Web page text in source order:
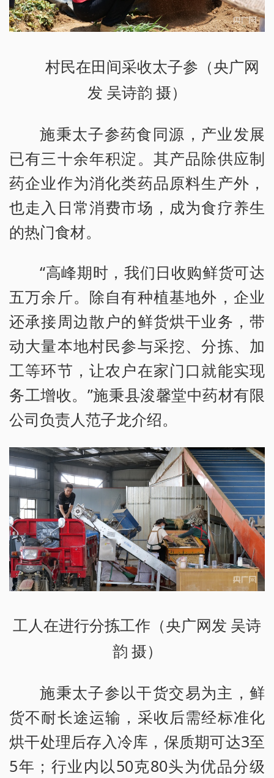
村民在田间采收太子参（央广网
发 吴诗韵 摄）
施秉太子参药食同源，产业发展
已有三十余年积淀。其产品除供应制
药企业作为消化类药品原料生产外，
也走入日常消费市场，成为食疗养生
的热门食材。
“高峰期时，我们日收购鲜货可达
五万余斤。除自有种植基地外，企业
还承接周边散户的鲜货烘干业务，带
动大量本地村民参与采挖、分拣、加
工等环节，让农户在家门口就能实现
务工增收。”施秉县浚馨堂中药材有限
公司负责人范子龙介绍。
工人在进行分拣工作（央广网发 吴诗
韵 摄）
施秉太子参以干货交易为主，鲜
货不耐长途运输，采收后需经标准化
烘干处理后存入冷库，保质期可达3至
5年；行业内以50克80头为优品分级